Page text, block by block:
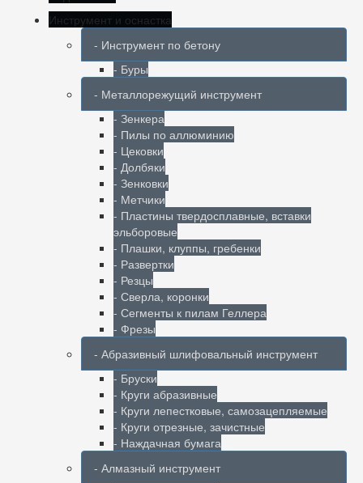
Инструмент и оснастка
- Инструмент по бетону
- Буры
- Металлорежущий инструмент
- Зенкера
- Пилы по аллюминию
- Цековки
- Долбяки
- Зенковки
- Метчики
- Пластины твердосплавные, вставки
эльборовые
- Плашки, клуппы, гребенки
- Развертки
- Резцы
- Сверла, коронки
- Сегменты к пилам Геллера
- Фрезы
- Абразивный шлифовальный инструмент
- Бруски
- Круги абразивные
- Круги лепестковые, самозацепляемые
- Круги отрезные, зачистные
- Наждачная бумага
- Алмазный инструмент